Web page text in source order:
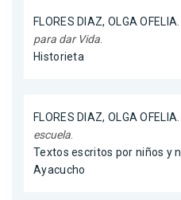
FLORES DIAZ, OLGA OFELIA
para dar Vida.
Historieta
FLORES DIAZ, OLGA OFELIA
escuela.
Textos escritos por niños y
Ayacucho